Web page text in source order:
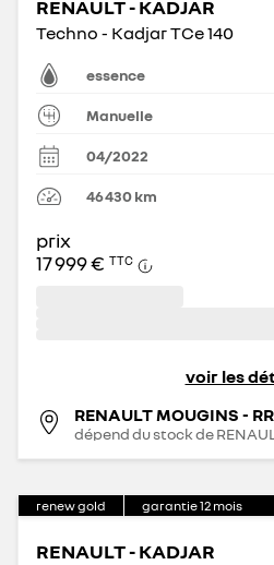
RENAULT - KADJAR
Techno - Kadjar TCe 140
essence
Manuelle
04/2022
46 430km
prix
17 999 € TTC
voir les
RENAULT MOUGINS -
dépend du stock de
renew gold garantie12 mois
RENAULT - KADJAR